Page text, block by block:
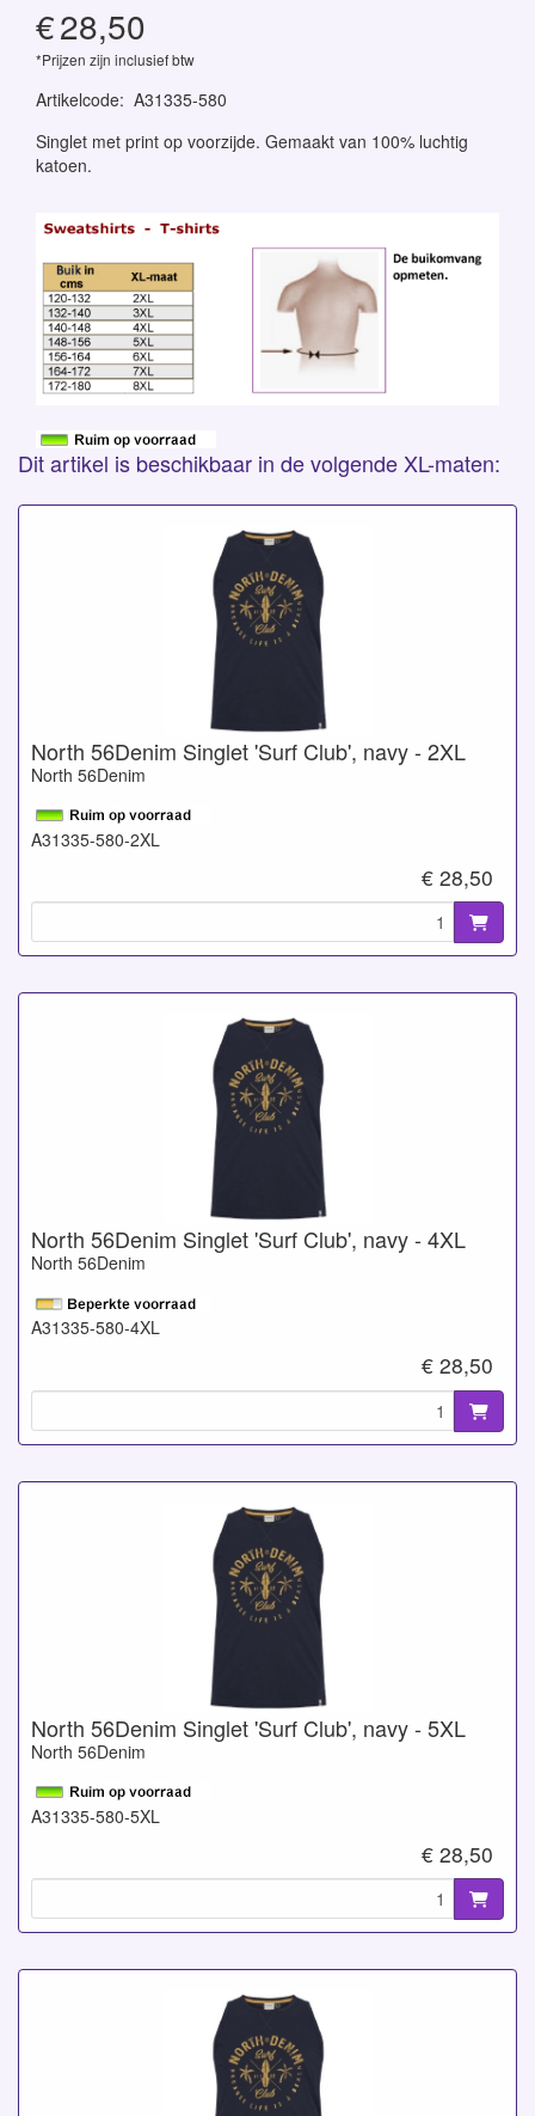
€28,50
*Prijzen zijn inclusief btw
Artikelcode: A31335-580
Singlet met print op voorzijde. Gemaakt van 100% luchtig
katoen.
Dit artikel is beschikbaar in de volgende XL-maten:
North 56Denim Singlet 'Surf Club', navy - 2XL
North 56Denim
A31335-580-2XL
€ 28,50
North 56Denim Singlet 'Surf Club', navy - 4XL
North 56Denim
A31335-580-4XL
€ 28,50
North 56Denim Singlet 'Surf Club', navy - 5XL
North 56Denim
A31335-580-5XL
€ 28,50